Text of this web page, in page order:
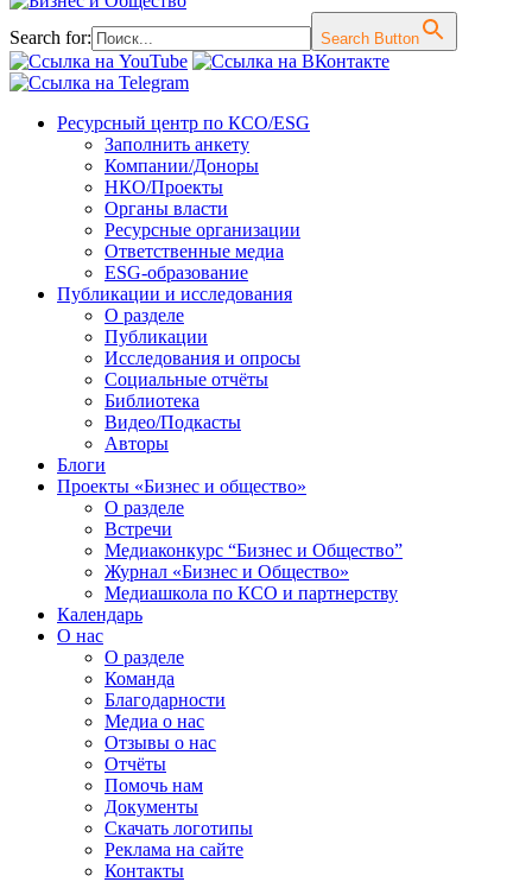
Search for: Search Button
Перейти
содержимому
Ресурсный центр по КСО/ESG
Заполнить анкету
Компании/Доноры
НКО/Проекты
Органы власти
Ресурсные организации
Ответственные медиа
ESG-образование
Публикации и исследования
О разделе
Публикации
Исследования и опросы
Социальные отчёты
Библиотека
Видео/Подкасты
Авторы
Блоги
Проекты «Бизнес и общество»
О разделе
Встречи
Медиаконкурс “Бизнес и Общество”
Журнал «Бизнес и Общество»
Медиашкола по КСО и партнерству
Календарь
О нас
О разделе
Команда
Благодарности
Медиа о нас
Отзывы о нас
Отчёты
Помочь нам
Документы
Скачать логотипы
Реклама на сайте
Контакты